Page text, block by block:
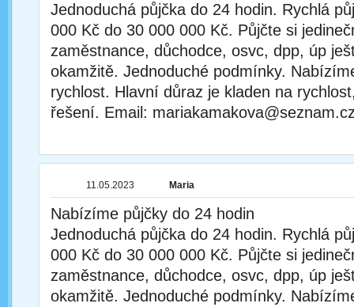
Jednoduchá půjčka do 24 hodin. Rychlá
000 Kč do 30 000 000 Kč. Půjčte si
zaměstnance, důchodce, osvc, dpp, úp
okamžitě. Jednoduché podmínky.
rychlost. Hlavní důraz je kladen na
řešení. Email:
11.05.2023 Maria
Nabízíme půjčky do 24 hodin
Jednoduchá půjčka do 24 hodin. Rychlá
000 Kč do 30 000 000 Kč. Půjčte si
zaměstnance, důchodce, osvc, dpp, úp
okamžitě. Jednoduché podmínky.